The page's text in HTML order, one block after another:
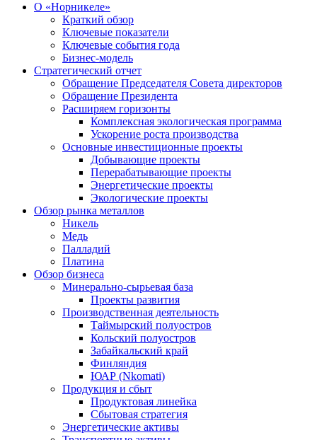
О «Норникеле»
Краткий обзор
Ключевые показатели
Ключевые события года
Бизнес-модель
Стратегический отчет
Обращение Председателя Совета директоров
Обращение Президента
Расширяем горизонты
Комплексная экологическая программа
Ускорение роста производства
Основные инвестиционные проекты
Добывающие проекты
Перерабатывающие проекты
Энергетические проекты
Экологические проекты
Обзор рынка металлов
Никель
Медь
Палладий
Платина
Обзор бизнеса
Минерально-сырьевая база
Проекты развития
Производственная деятельность
Таймырский полуостров
Кольский полуостров
Забайкальский край
Финляндия
ЮАР (Nkomati)
Продукция и сбыт
Продуктовая линейка
Сбытовая стратегия
Энергетические активы